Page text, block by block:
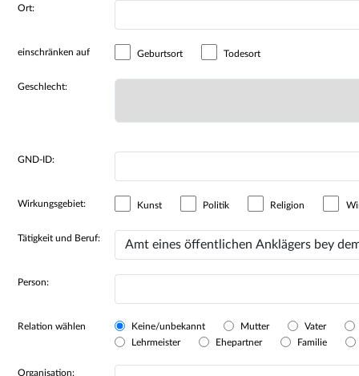
Ort:
einschränken auf Geburtsort Todesort
Geschlecht:
GND-ID:
Wirkungsgebiet: Kunst Politik Religion
Tätigkeit und Beruf:
Person:
Relation wählen Keine/unbekannt Mutter
Vater
Lehrmeister
Ehepartner Familie
Organisation: